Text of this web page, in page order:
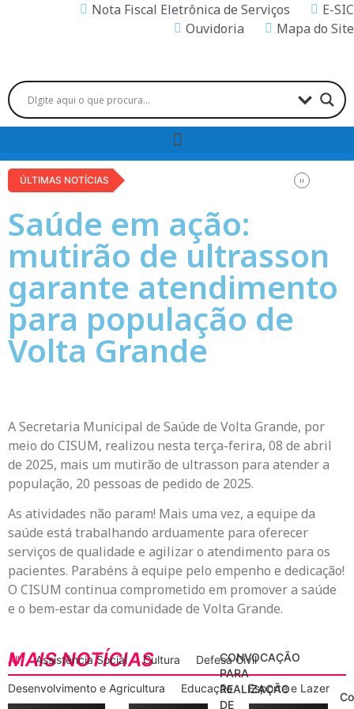
Nota Fiscal Eletrônica de Serviços
E-SIC
Ouvidoria
Mapa do Site
ÚLTIMAS NOTÍCIAS
Saúde em ação:
mutirão de ultrasson
garante atendimento
para população de
Volta Grande
A Secretaria Municipal de Saúde de Volta Grande, por
meio do CISUM, realizou nesta terça-ferira, 08 de abril
de 2025, mais um mutirão de ultrasson para atender a
população, 20 pessoas de pedido de 2025.
As atividades não param! Mais uma vez, a equipe da
saúde está trabalhando arduamente para oferecer
serviços de qualidade e agilizar o atendimento para os
pacientes. Parabéns à equipe pelo empenho e dedicação!
O CISUM continua comprometido em promover a saúde
e o bem-estar da comunidade de Volta Grande.
MAIS NOTÍCIAS
All Assistência Social Cultura Defesa Civil
Desenvolvimento e Agricultura Educação Esporte e Lazer
CONVOCAÇÃO
PARA
REALIZAÇÃO
DE